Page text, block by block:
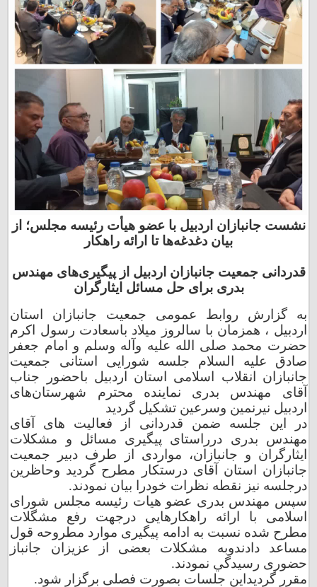
نشست جانبازان اردبیل با عضو هیأت رئیسه مجلس؛ از
بیان دغدغه‌ها تا ارائه راهکار
قدردانی جمعیت جانبازان اردبیل از پیگیری‌های مهندس
بدری برای حل مسائل ایثارگران
به گزارش روابط عمومی جمعیت جانبازان استان
اردبیل ، همزمان با سالروز میلاد باسعادت رسول اکرم
حضرت محمد صلی الله علیه وآله وسلم و امام جعفر
صادق علیه السلام جلسه شورایی استانی جمعیت
جانبازان انقلاب اسلامی استان اردبیل باحضور جناب
آقای مهندس بدری نماینده محترم شهرستان‌های
اردبیل نیرنمین وسرعین تشکیل گردید
در این جلسه ضمن قدردانی از فعالیت های آقای
مهندس بدری درراستای پیگیری مسائل و مشکلات
ایثارگران و جانبازان، مواردی از طرف دبیر جمعيت
جانبازان استان آقای درستکار مطرح گردید وحاظرین
درجلسه نیز نقطه نظرات‌ خودرا بیان نمودند.
سپس مهندس بدری عضو هیات رئیسه مجلس شورای
اسلامی با ارائه راهکارهایی درجهت رفع مشگلات
مطرح شده نسبت به ادامه پیگیری موارد مطروحه قول
مساعد دادندوبه مشکلات بعضی از عزیزان جانباز
حضوری رسيدگي نمودند.
مقرر گردیداین جلسات بصورت فصلی برگزار شود.